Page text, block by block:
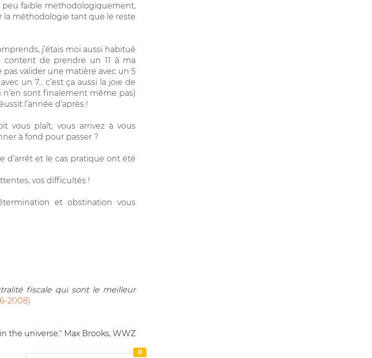
peu faible methodologiquement,
la méthodologie tant que le reste
j’étais moi aussi habitué
content de prendre un 11 à ma
pas valider une matière avec un 5
un 7... c’est ça aussi la joie de
n’en sont finalement même pas)
l’année d’après !
vous plaît, vous arrivez à vous
à fond pour passer ?
d’arrêt et le cas pratique ont été
vos difficultés !
et obstination vous
fiscale qui sont le meilleur
2008)
the universe." Max Brooks, WWZ
0